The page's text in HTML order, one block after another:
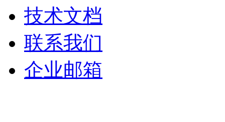
技术文档
联系我们
企业邮箱